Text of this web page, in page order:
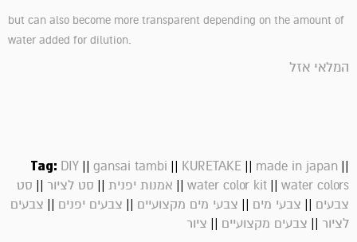
but can also become more transparent depending on the amount of
water added for dilution.
המלאי אזל
Tag: DIY || gansai tambi || KURETAKE || made in japan ||
water color kit || water colors
|| אמנות יפנית || סט לציור || סט
צבעים || צבעי מים || צבעי מים מקצועיים || צבעים יפנים || צבעים
לציור || צבעים מקצועיים || ציור